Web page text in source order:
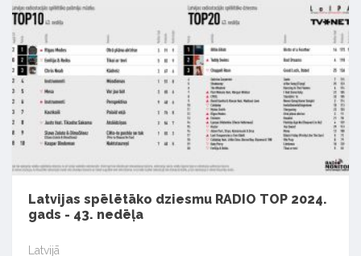
Latvijas spēlētāko dziesmu RADIO TOP 2024.
gads - 43. nedēļa
Latvijā